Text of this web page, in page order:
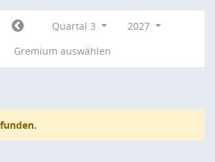
Quartal 3
2027
Gremium auswählen